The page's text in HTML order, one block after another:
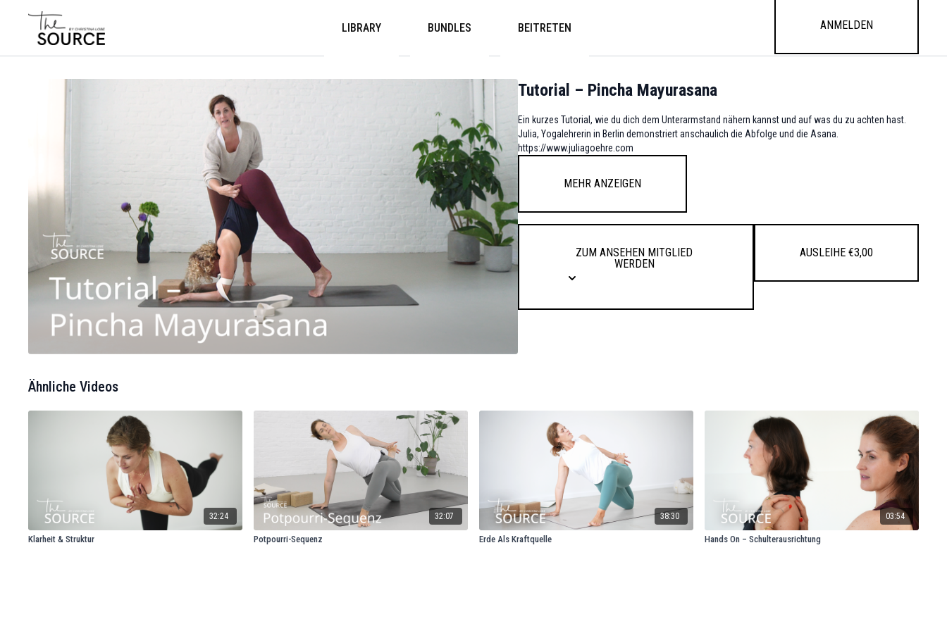
LIBRARY BUNDLES BEITRETEN Anmelden
Tutorial – Pincha Mayurasana
Ein kurzes Tutorial, wie du dich dem Unterarmstand nähern kannst und auf was du zu achten hast.
Julia, Yogalehrerin in Berlin demonstriert anschaulich die Abfolge und die Asana.
https://www.juliagoehre.com
Mehr anzeigen
Zum Ansehen Mitglied
werden
Ausleihe €3,00
Ähnliche Videos
32:24
Klarheit & Struktur
32:07
Potpourri-Sequenz
38:30
Erde Als Kraftquelle
03:54
Hands On – Schulterausrichtung